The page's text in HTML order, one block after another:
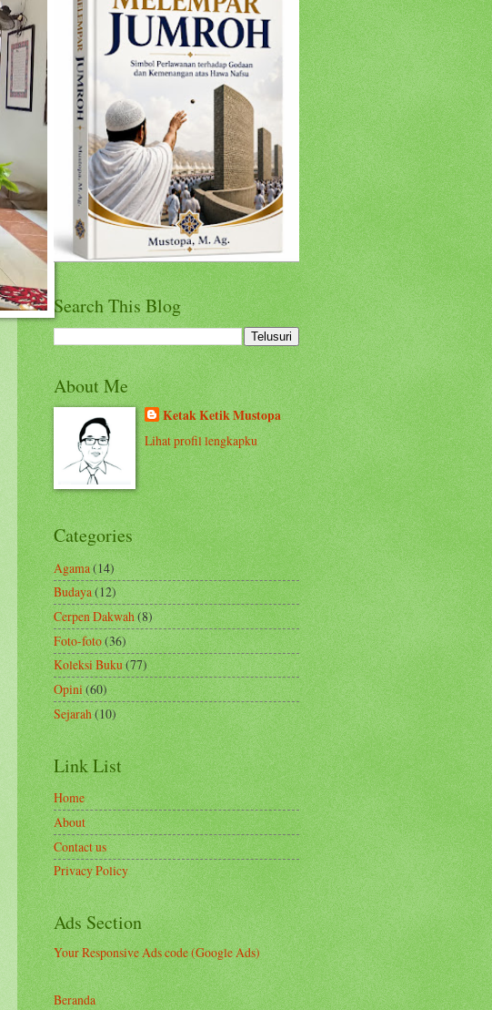
Search This Blog
About Me
Ketak Ketik Mustopa
Lihat profil lengkapku
Categories
Agama(14)
Budaya(12)
Cerpen Dakwah(8)
Foto-foto(36)
Koleksi Buku(77)
Opini(60)
Sejarah(10)
Link List
Home
About
Contact us
Privacy Policy
Ads Section
Your Responsive Ads code (Google Ads)
Beranda